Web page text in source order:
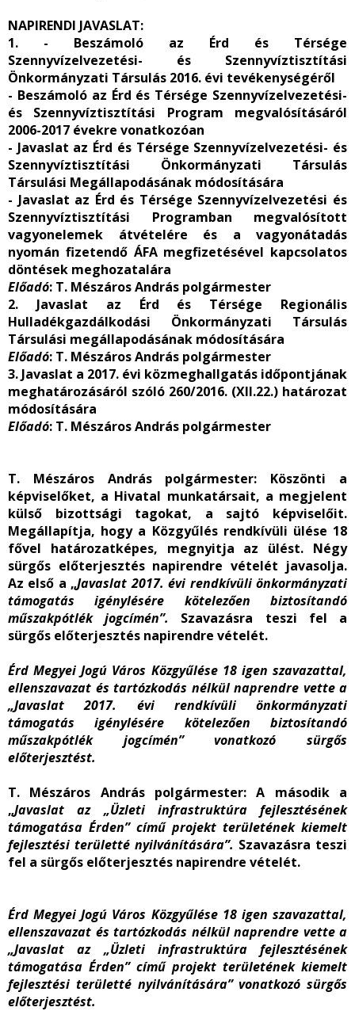
NAPIRENDI JAVASLAT:
1. - Beszámoló az Érd és Térsége
Szennyvízelvezetési- és Szennyvíztisztítási
Önkormányzati Társulás 2016. évi tevékenységéről
- Beszámoló az Érd és Térsége Szennyvízelvezetési-
és Szennyvíztisztítási Program megvalósításáról
2006-2017 évekre vonatkozóan
- Javaslat az Érd és Térsége Szennyvízelvezetési- és
Szennyvíztisztítási Önkormányzati Társulás
Társulási Megállapodásának módosítására
- Javaslat az Érd és Térsége Szennyvízelvezetési és
Szennyvíztisztítási Programban megvalósított
vagyonelemek átvételére és a vagyonátadás
nyomán fizetendő ÁFA megfizetésével kapcsolatos
döntések meghozatalára
Előadó: T. Mészáros András polgármester
2. Javaslat az Érd és Térsége Regionális
Hulladékgazdálkodási Önkormányzati Társulás
Társulási megállapodásának módosítására
Előadó: T. Mészáros András polgármester
3. Javaslat a 2017. évi közmeghallgatás időpontjának
meghatározásáról szóló 260/2016. (XII.22.) határozat
módosítására
Előadó: T. Mészáros András polgármester
T. Mészáros András polgármester: Köszönti a
képviselőket, a Hivatal munkatársait, a megjelent
külső bizottsági tagokat, a sajtó képviselőit.
Megállapítja, hogy a Közgyűlés rendkívüli ülése 18
fővel határozatképes, megnyitja az ülést. Négy
sürgős előterjesztés napirendre vételét javasolja.
Az első a „Javaslat 2017. évi rendkívüli önkormányzati
támogatás igénylésére kötelezően biztosítandó
műszakpótlék jogcímén”.
Szavazásra teszi fel a
sürgős előterjesztés napirendre vételét.
Érd Megyei Jogú Város Közgyűlése 18 igen szavazattal,
ellenszavazat és tartózkodás nélkül naprendre vette a
„Javaslat 2017. évi rendkívüli önkormányzati
támogatás igénylésére kötelezően biztosítandó
műszakpótlék jogcímén” vonatkozó sürgős
előterjesztést.
T. Mészáros András polgármester: A második a
„Javaslat az „Üzleti infrastruktúra fejlesztésének
támogatása Érden” című projekt területének kiemelt
fejlesztési területté nyilvánítására”. Szavazásra teszi
fel a sürgős előterjesztés napirendre vételét.
Érd Megyei Jogú Város Közgyűlése 18 igen szavazattal,
ellenszavazat és tartózkodás nélkül naprendre vette a
„Javaslat az „Üzleti infrastruktúra fejlesztésének
támogatása Érden” című projekt területének kiemelt
fejlesztési területté nyilvánítására” vonatkozó sürgős
előterjesztést.